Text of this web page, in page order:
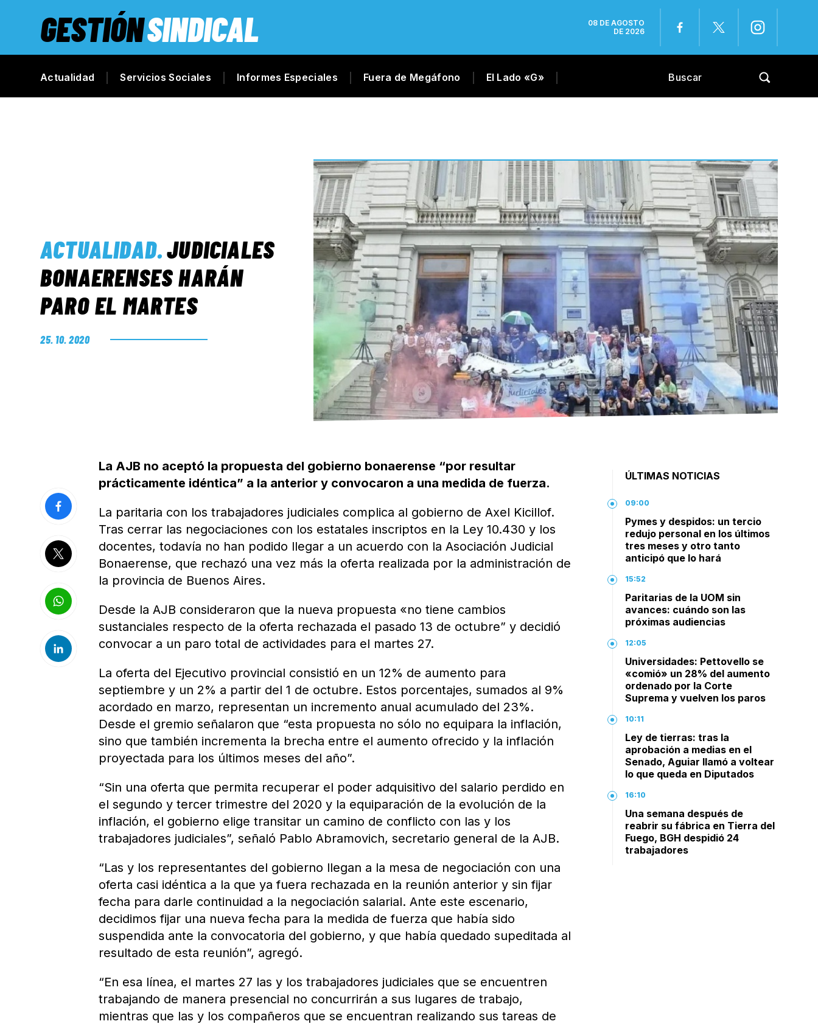
GESTIÓNSINDICAL
08 DE AGOSTO
DE 2026
Actualidad Servicios Sociales Informes Especiales Fuera de Megáfono El Lado «G»
ACTUALIDAD.JUDICIALES
BONAERENSES HARÁN
PARO EL MARTES
25. 10. 2020
La AJB no aceptó la propuesta del gobierno bonaerense “por resultar
prácticamente idéntica” a la anterior y convocaron a una medida de fuerza.
La paritaria con los trabajadores judiciales complica al gobierno de Axel Kicillof.
Tras cerrar las negociaciones con los estatales inscriptos en la Ley 10.430 y los
docentes, todavía no han podido llegar a un acuerdo con la Asociación Judicial
Bonaerense, que rechazó una vez más la oferta realizada por la administración de
la provincia de Buenos Aires.
Desde la AJB consideraron que la nueva propuesta «no tiene cambios
sustanciales respecto de la oferta rechazada el pasado 13 de octubre” y decidió
convocar a un paro total de actividades para el martes 27.
La oferta del Ejecutivo provincial consistió en un 12% de aumento para
septiembre y un 2% a partir del 1 de octubre. Estos porcentajes, sumados al 9%
acordado en marzo, representan un incremento anual acumulado del 23%.
Desde el gremio señalaron que “esta propuesta no sólo no equipara la inflación,
sino que también incrementa la brecha entre el aumento ofrecido y la inflación
proyectada para los últimos meses del año”.
“Sin una oferta que permita recuperar el poder adquisitivo del salario perdido en
el segundo y tercer trimestre del 2020 y la equiparación de la evolución de la
inflación, el gobierno elige transitar un camino de conflicto con las y los
trabajadores judiciales”, señaló Pablo Abramovich, secretario general de la AJB.
“Las y los representantes del gobierno llegan a la mesa de negociación con una
oferta casi idéntica a la que ya fuera rechazada en la reunión anterior y sin fijar
fecha para darle continuidad a la negociación salarial. Ante este escenario,
decidimos fijar una nueva fecha para la medida de fuerza que había sido
suspendida ante la convocatoria del gobierno, y que había quedado supeditada al
resultado de esta reunión”, agregó.
“En esa línea, el martes 27 las y los trabajadores judiciales que se encuentren
trabajando de manera presencial no concurrirán a sus lugares de trabajo,
mientras que las y los compañeros que se encuentran realizando sus tareas de
ÚLTIMAS NOTICIAS
09:00
Pymes y despidos: un tercio
redujo personal en los últimos
tres meses y otro tanto
anticipó que lo hará
15:52
Paritarias de la UOM sin
avances: cuándo son las
próximas audiencias
12:05
Universidades: Pettovello se
«comió» un 28% del aumento
ordenado por la Corte
Suprema y vuelven los paros
10:11
Ley de tierras: tras la
aprobación a medias en el
Senado, Aguiar llamó a voltear
lo que queda en Diputados
16:10
Una semana después de
reabrir su fábrica en Tierra del
Fuego, BGH despidió 24
trabajadores